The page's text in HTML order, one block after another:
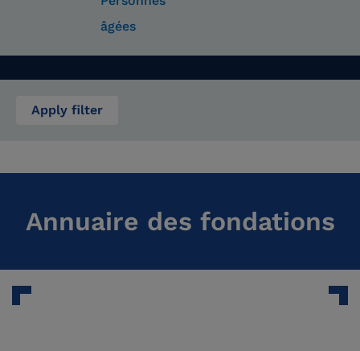
âgées
Apply filter
Annuaire des fondations